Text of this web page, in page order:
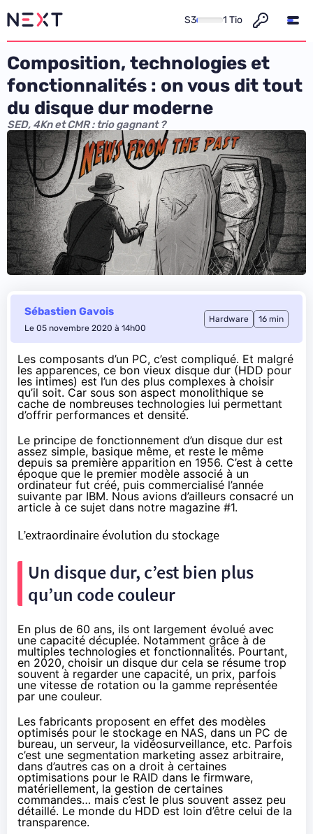
S3 1 Tio
Composition, technologies et
fonctionnalités : on vous dit tout
du disque dur moderne
SED, 4Kn et CMR : trio gagnant ?
Sébastien Gavois
Le 05 novembre 2020 à 14h00
Hardware 16 min
Les composants d’un PC, c’est compliqué. Et malgré
les apparences, ce bon vieux disque dur (HDD pour
les intimes) est l’un des plus complexes à choisir
qu’il soit. Car sous son aspect monolithique se
cache de nombreuses technologies lui permettant
d’offrir performances et densité.
Le principe de fonctionnement d’un disque dur est
assez simple, basique même, et reste le même
depuis sa première apparition en 1956. C’est à cette
époque que le premier modèle associé à un
ordinateur fut créé, puis commercialisé l’année
suivante par IBM. Nous avions d’ailleurs consacré un
article à ce sujet dans notre magazine #1.
L’extraordinaire évolution du stockage
Un disque dur, c’est bien plus
qu’un code couleur
En plus de 60 ans, ils ont largement évolué avec
une capacité décuplée. Notamment grâce à de
multiples technologies et fonctionnalités. Pourtant,
en 2020, choisir un disque dur cela se résume trop
souvent à regarder une capacité, un prix, parfois
une vitesse de rotation ou la gamme représentée
par une couleur.
Les fabricants proposent en effet des modèles
optimisés pour le stockage en NAS, dans un PC de
bureau, un serveur, la vidéosurveillance, etc. Parfois
c’est une segmentation marketing assez arbitraire,
dans d’autres cas on a droit à certaines
optimisations pour le RAID dans le firmware,
matériellement, la gestion de certaines
commandes… mais c’est le plus souvent assez peu
détaillé. Le monde du HDD est loin d’être celui de la
transparence.